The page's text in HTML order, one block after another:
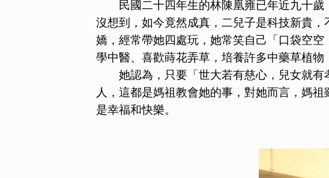
民國二十四年生的林陳凰雍已年近九十歲
沒想到，如今竟然成真，二兒子是科技新貴
嬌，經常帶她四處玩，她常笑自己「口袋空
學中醫、喜歡蒔花弄草，培養許多中藥草植物
她認為，只要「世大若有慈心，兒女就有
人，這都是媽祖教會她的事，對她而言，媽
是幸福和快樂。